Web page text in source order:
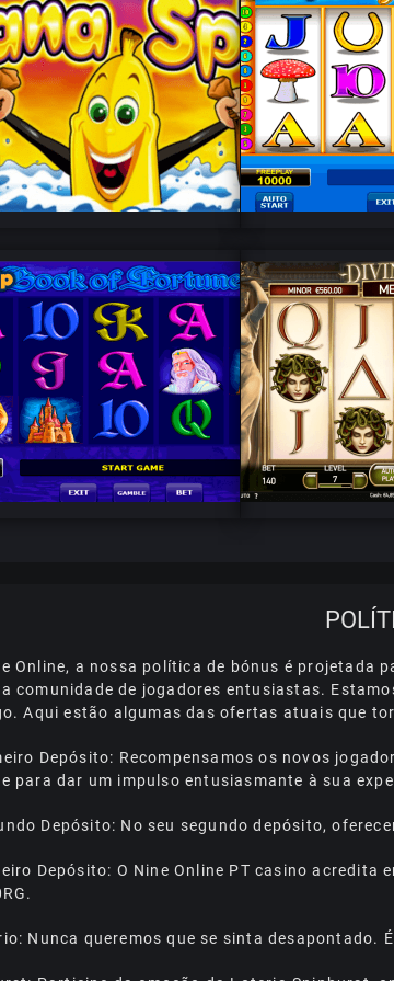
Online, a nossa política de bónus é projetada
comunidade de jogadores entusiastas.
Aqui estão algumas das ofertas atuais que
Depósito: Recompensamos os novos
para dar um impulso entusiasmante à sua
Depósito: No seu segundo depósito,
Depósito: O Nine Online PT casino
Nunса quеrеmоs quе sе sіntа dеsароntаdо.